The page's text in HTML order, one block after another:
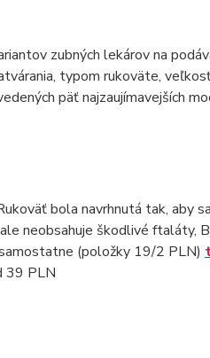
zubných lekárov na
typom rukoväte,
päť najzaujímavejších
bola navrhnutá tak, aby
neobsahuje škodlivé ftaláty,
(položky 19/2 PLN)
39 PLN